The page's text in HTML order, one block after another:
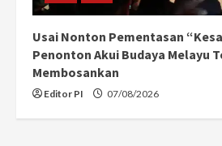
Usai Nonton Pementasan
Penonton Akui Budaya Melayu
Membosankan
Editor PI 07/08/2026